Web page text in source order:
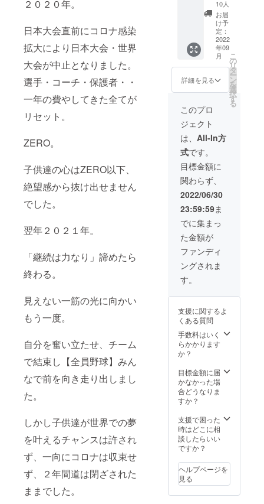
２０２０年。
日本大会直前にコロナ感染
拡大により日本大会・世界
大会が中止となりました。
選手・コーチ・保護者・・
一年の費やしてきた全てが
リセット。
ZERO。
子供達の心はZERO以下、
絶望感から抜け出せません
でした。
翌年２０２１年。
「継続は力なり」諦めたら
終わる。
見えない一筋の光に向かい
もう一度。
自分を奮い立たせ、チーム
で結束し【全員野球】みん
なで前を向き走り出しまし
た。
しかし子供達が世界での夢
を叶えるチャンスは許され
ず、一向にコロナは収束せ
ず、２年間道は閉ざされた
ままでした。
ジ・横
断幕へ
のロゴ
掲載は
できま
せんの
で予め
ご了承
くださ
ジ・横
給リ
ターン
はござ
いませ
ん。選
手が着
用して
いる写
送りい
たしま
す。予
めご了
承くだ
さい。
ジュに
なりま
す。 ＊
綿素材
■お礼
メール
※備考欄
に、代
表者様
連絡先
入くだ
さい。
（３×
８）
＆Tシャ
ツ＆お
礼メー
ル（★
１０名
様） ■
備考欄
に代表
者様の
お名
前・ご
連絡先
をご記
入頂
き、
ジャー
ジ記載
企業名
（ロ
ゴ）の
デー
ターを
添付く
ださ
い。 ■
ジャー
方は世
で掲げ
る横断
幕にも
お名前
を掲載
いただ
きま
す。
※ロゴの
は・配
置につ
いてこ
ちらに
頂きま
す。 ■
ジャー
ジ記載
10人
お届
け予
定：
2022
年09
月
詳細を見る
こ
の
リ
タ
ー
ン
を
選
択
す
る
このプロ
ジェクト
は、 All-In方
式です。
目標金額に
関わらず、
2022/06/30
23:59:59ま
でに集まっ
た金額が
ファンディ
ングされま
す。
支援に関するよ
くある質問
手数料はいく
らかかります
か？
目標金額に届
かなかった場
合どうなりま
すか？
支援で困った
時はどこに相
談したらいい
ですか？
ヘルプページを
見る